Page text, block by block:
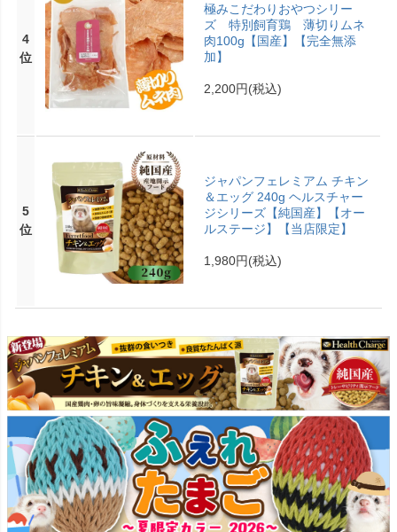
4
位
極みこだわりおやつシリー
ズ 特別飼育鶏 薄切りムネ
肉100g【国産】【完全無添
加】
2,200円(税込)
5
位
ジャパンフェレミアム チキン
＆エッグ 240g ヘルスチャー
ジシリーズ【純国産】【オー
ルステージ】【当店限定】
1,980円(税込)